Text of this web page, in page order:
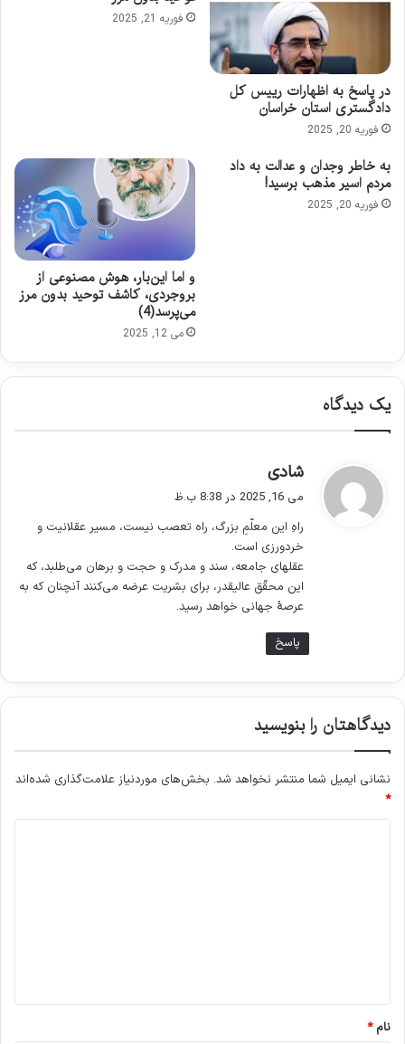
در پاسخ به اظهارات رییس کل
دادگستری استان خراسان
فوریه 20, 2025
فوریه 21, 2025
به خاطر وجدان و عدالت به داد
مردم اسیر مذهب برسید!
فوریه 20, 2025
و اما این‌بار، هوش مصنوعی از
بروجردی، کاشف توحید بدون مرز
می‌پرسد(4)
می 12, 2025
یک دیدگاه
شادی
ف
:
می 16, 2025 در 8:38 ب.ظ
راهِ این معلّمِ بزرگ، راه تعصب نیست، مسیر عقلانیت و
خردورزی است.
عقلهای جامعه، سند و مدرک و حجت و برهان می‌طلبد، که
این محقّق عالیقدر، برای بشریت عرضه می‌کنند آنچنان که به
عرصهٔ جهانی خواهد رسید.
پاسخ
دیدگاهتان را بنویسید
نشانی ایمیل شما منتشر نخواهد شد. بخش‌های موردنیاز علامت‌گذاری شده‌اند
*
نام*